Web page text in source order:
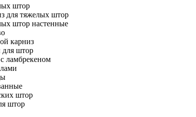
штор
для тяжелых штор
штор настенные
карниз
для штор
ламбрекеном
штор
штор